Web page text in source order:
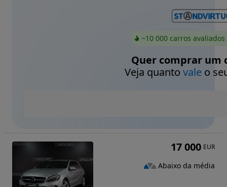
~10 000 carros
Quer comprar um
Veja quanto valeo
17 000 EUR
Abaixo da média